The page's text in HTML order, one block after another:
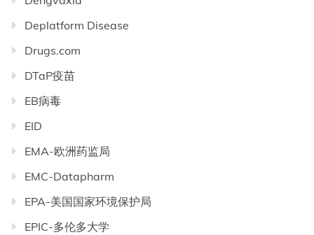
Deplatform Disease
Drugs.com
DTaP疫苗
EB病毒
EID
EMA-欧洲药监局
EMC-Datapharm
EPA-美国国家环境保护局
EPIC-多伦多大学